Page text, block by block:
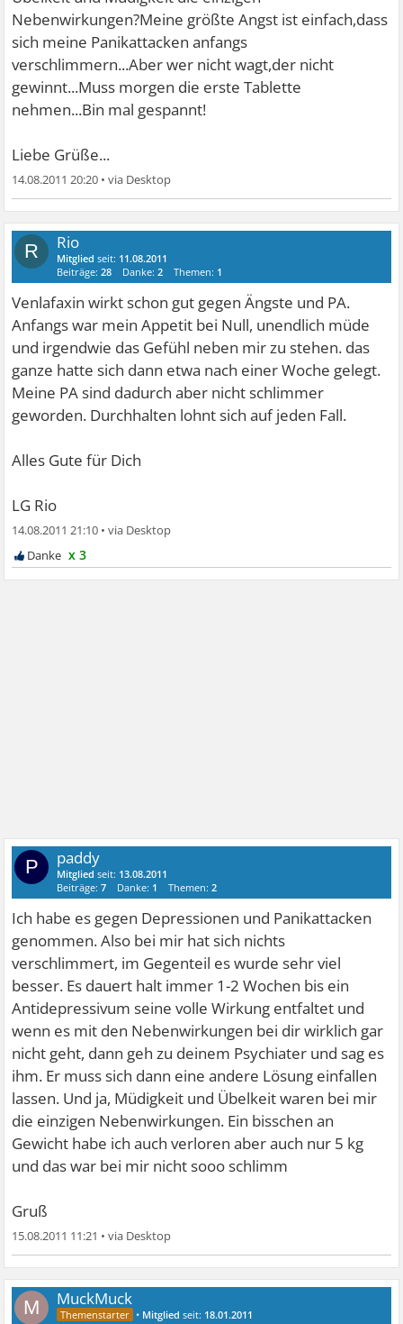
Nebenwirkungen?Meine größte Angst ist einfach,dass
sich meine Panikattacken anfangs
verschlimmern...Aber wer nicht wagt,der nicht
gewinnt...Muss morgen die erste Tablette
nehmen...Bin mal gespannt!
Liebe Grüße...
14.08.2011 20:20 •
R Rio
Mitglied seit: 11.08.2011
Beiträge:28 Danke:2 Themen: 1
Venlafaxin wirkt schon gut gegen Ängste und PA.
Anfangs war mein Appetit bei Null, unendlich müde
und irgendwie das Gefühl neben mir zu stehen. das
ganze hatte sich dann etwa nach einer Woche gelegt.
Meine PA sind dadurch aber nicht schlimmer
geworden. Durchhalten lohnt sich auf jeden Fall.
Alles Gute für Dich
LG Rio
14.08.2011 21:10 •
x 3
P paddy
Mitglied seit: 13.08.2011
Beiträge:7 Danke: 1 Themen:2
Ich habe es gegen Depressionen und Panikattacken
genommen. Also bei mir hat sich nichts
verschlimmert, im Gegenteil es wurde sehr viel
besser. Es dauert halt immer 1-2 Wochen bis ein
Antidepressivum seine volle Wirkung entfaltet und
wenn es mit den Nebenwirkungen bei dir wirklich gar
nicht geht, dann geh zu deinem Psychiater und sag es
ihm. Er muss sich dann eine andere Lösung einfallen
lassen. Und ja, Müdigkeit und Übelkeit waren bei mir
die einzigen Nebenwirkungen. Ein bisschen an
Gewicht habe ich auch verloren aber auch nur 5 kg
und das war bei mir nicht sooo schlimm
Gruß
15.08.2011 11:21 •
M MuckMuck
• Mitglied seit: 18.01.2011